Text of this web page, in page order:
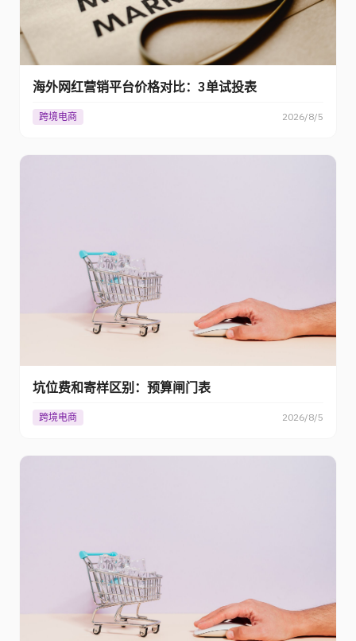
海外网红营销平台价格对比：3单试投表
跨境电商 2026/8/5
坑位费和寄样区别：预算闸门表
跨境电商 2026/8/5